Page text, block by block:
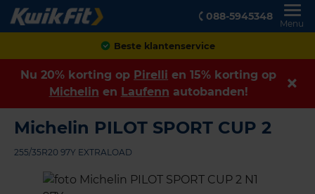
088-5945348
Menu
Achteraf betalen
Nu 20% korting op Pirelli en 15% korting op
Michelin en Laufenn autobanden!
Michelin PILOT SPORT CUP 2
255/35R20 97Y EXTRALOAD